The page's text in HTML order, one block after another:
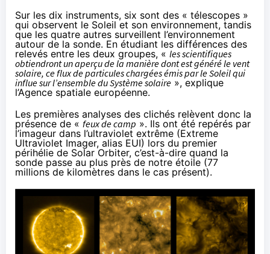
Sur les dix instruments, six sont des « télescopes »
qui observent le Soleil et son environnement, tandis
que les quatre autres surveillent l’environnement
autour de la sonde. En étudiant les différences des
relevés entre les deux groupes, « les scientifiques
obtiendront un aperçu de la manière dont est généré le vent
solaire, ce flux de particules chargées émis par le Soleil qui
influe sur l’ensemble du Système solaire », explique
l’Agence spatiale européenne.
Les premières analyses des clichés relèvent donc la
présence de « feux de camp ». Ils ont été repérés par
l’imageur dans l’ultraviolet extrême (Extreme
Ultraviolet Imager, alias EUI) lors du premier
périhélie de Solar Orbiter, c’est-à-dire quand la
sonde passe au plus près de notre étoile (77
millions de kilomètres dans le cas présent).